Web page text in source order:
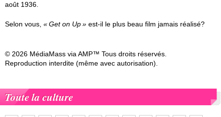
août 1936.
Selon vous, Get on Up est-il le plus beau film jamais réalisé?
© 2026 MédiaMass via AMP™ Tous droits réservés.
Reproduction interdite (même avec autorisation).
Toute la culture